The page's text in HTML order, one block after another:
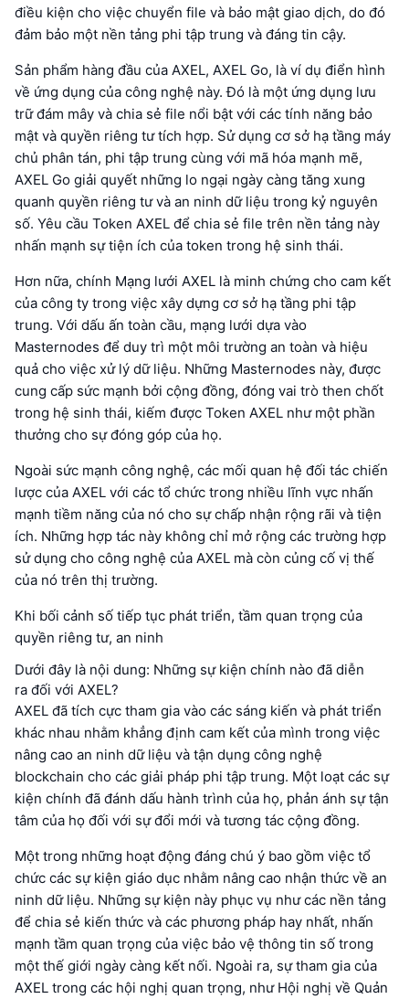
điều kiện cho việc chuyển file và bảo mật giao dịch, do đó
đảm bảo một nền tảng phi tập trung và đáng tin cậy.
Sản phẩm hàng đầu của AXEL, AXEL Go, là ví dụ điển hình
về ứng dụng của công nghệ này. Đó là một ứng dụng lưu
trữ đám mây và chia sẻ file nổi bật với các tính năng bảo
mật và quyền riêng tư tích hợp. Sử dụng cơ sở hạ tầng máy
chủ phân tán, phi tập trung cùng với mã hóa mạnh mẽ,
AXEL Go giải quyết những lo ngại ngày càng tăng xung
quanh quyền riêng tư và an ninh dữ liệu trong kỷ nguyên
số. Yêu cầu Token AXEL để chia sẻ file trên nền tảng này
nhấn mạnh sự tiện ích của token trong hệ sinh thái.
Hơn nữa, chính Mạng lưới AXEL là minh chứng cho cam kết
của công ty trong việc xây dựng cơ sở hạ tầng phi tập
trung. Với dấu ấn toàn cầu, mạng lưới dựa vào
Masternodes để duy trì một môi trường an toàn và hiệu
quả cho việc xử lý dữ liệu. Những Masternodes này, được
cung cấp sức mạnh bởi cộng đồng, đóng vai trò then chốt
trong hệ sinh thái, kiếm được Token AXEL như một phần
thưởng cho sự đóng góp của họ.
Ngoài sức mạnh công nghệ, các mối quan hệ đối tác chiến
lược của AXEL với các tổ chức trong nhiều lĩnh vực nhấn
mạnh tiềm năng của nó cho sự chấp nhận rộng rãi và tiện
ích. Những hợp tác này không chỉ mở rộng các trường hợp
sử dụng cho công nghệ của AXEL mà còn củng cố vị thế
của nó trên thị trường.
Khi bối cảnh số tiếp tục phát triển, tầm quan trọng của
quyền riêng tư, an ninh
Dưới đây là nội dung: Những sự kiện chính nào đã diễn
ra đối với AXEL?
AXEL đã tích cực tham gia vào các sáng kiến và phát triển
khác nhau nhằm khẳng định cam kết của mình trong việc
nâng cao an ninh dữ liệu và tận dụng công nghệ
blockchain cho các giải pháp phi tập trung. Một loạt các sự
kiện chính đã đánh dấu hành trình của họ, phản ánh sự tận
tâm của họ đối với sự đổi mới và tương tác cộng đồng.
Một trong những hoạt động đáng chú ý bao gồm việc tổ
chức các sự kiện giáo dục nhằm nâng cao nhận thức về an
ninh dữ liệu. Những sự kiện này phục vụ như các nền tảng
để chia sẻ kiến thức và các phương pháp hay nhất, nhấn
mạnh tầm quan trọng của việc bảo vệ thông tin số trong
một thế giới ngày càng kết nối. Ngoài ra, sự tham gia của
AXEL trong các hội nghị quan trọng, như Hội nghị về Quản